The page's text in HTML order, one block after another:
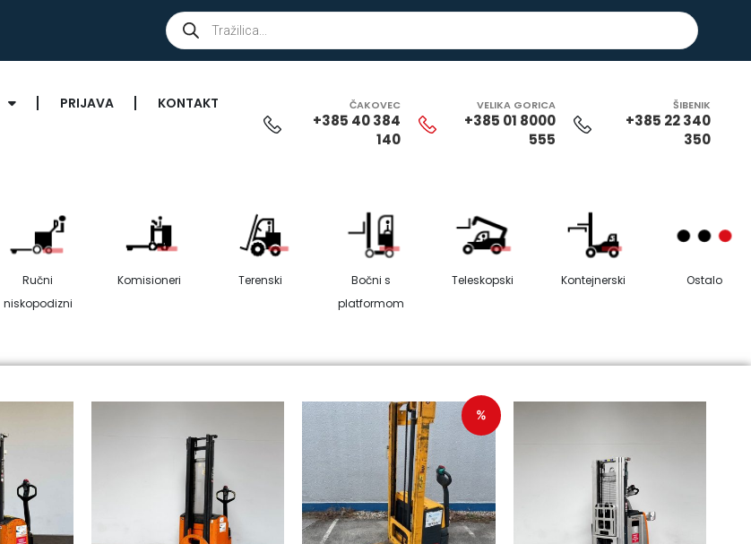
PRIJAVA KONTAKT ČAKOVEC
+385 40 384
140
VELIKA GORICA
+385 01 8000
555
ŠIBENIK
+385 22 340
350
Ručni
niskopodizni
Komisioneri Terenski
Bočni s
platformom
Teleskopski Kontejnerski Ostalo
%